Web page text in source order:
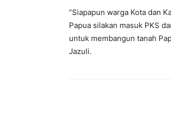
“Siapapun warga Kota dan
Papua silakan masuk PKS
untuk membangun tanah
Jazuli.